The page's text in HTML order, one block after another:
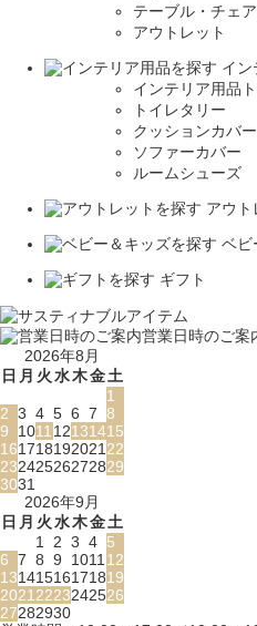
テーブル・チェア
アウトレット
イン
インテリア用品
トイレタリー
クッションカバー
ソファーカバー
ルームシューズ
アウト
ベビ
ギフト
営業日時のご案
2026年8月
日 月 火水木金土
1
2 3 4 5 6 7 8
9
1011 12131415
161718192021 22
23242526272829
3031
2026年9月
日 月 火水木金土
1
2 3 4 5
6 7 8 9 1011 12
13141516171819
2021 2223242526
27282930